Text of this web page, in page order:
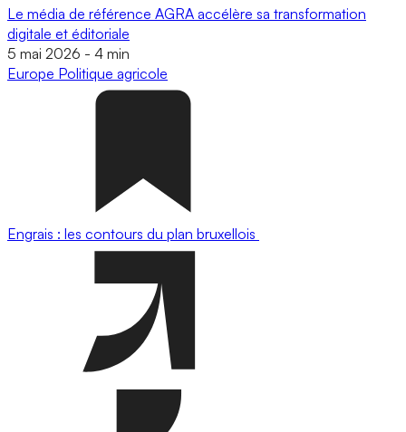
Le média de référence AGRA accélère sa transformation
digitale et éditoriale
5 mai 2026 - 4 min
Europe Politique agricole
Engrais : les contours du plan bruxellois